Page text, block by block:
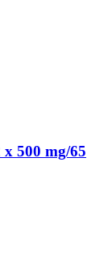
500 mg/65